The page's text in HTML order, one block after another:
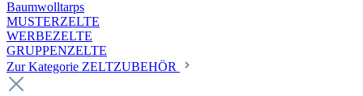
Baumwolltarps
MUSTERZELTE
WERBEZELTE
GRUPPENZELTE
Zur Kategorie ZELTZUBEHÖR